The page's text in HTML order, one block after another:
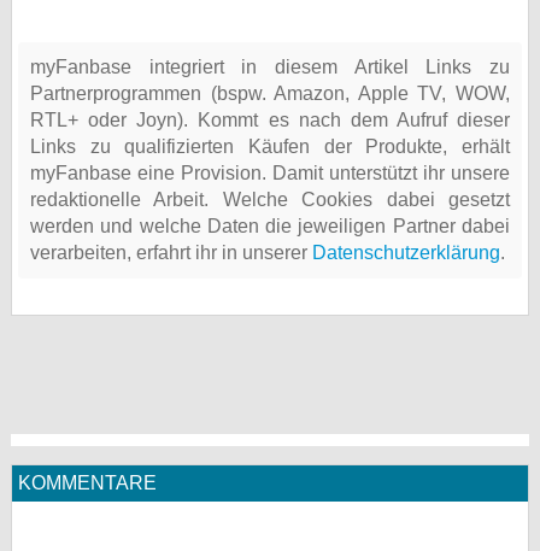
myFanbase integriert in diesem Artikel Links zu
Partnerprogrammen (bspw. Amazon, Apple TV, WOW,
RTL+ oder Joyn). Kommt es nach dem Aufruf dieser
Links zu qualifizierten Käufen der Produkte, erhält
myFanbase eine Provision. Damit unterstützt ihr unsere
redaktionelle Arbeit. Welche Cookies dabei gesetzt
werden und welche Daten die jeweiligen Partner dabei
verarbeiten, erfahrt ihr in unserer Datenschutzerklärung.
KOMMENTARE